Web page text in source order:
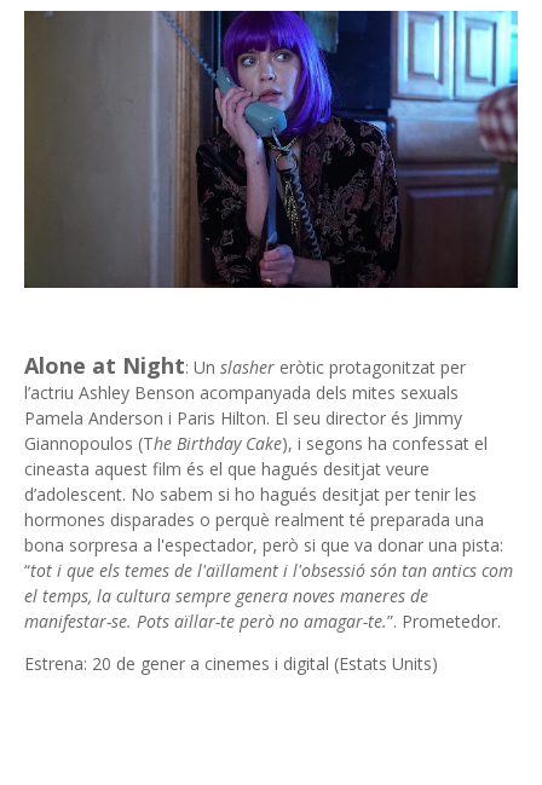
Alone at Night: Un slasher eròtic protagonitzat per
l’actriu Ashley Benson acompanyada dels mites sexuals
Pamela Anderson i Paris Hilton. El seu director és Jimmy
Giannopoulos (The Birthday Cake), i segons ha confessat el
cineasta aquest film és el que hagués desitjat veure
d’adolescent. No sabem si ho hagués desitjat per tenir les
hormones disparades o perquè realment té preparada una
bona sorpresa a l'espectador, però si que va donar una pista:
“tot i que els temes de l'aïllament i l'obsessió són tan antics com
el temps, la cultura sempre genera noves maneres de
manifestar-se. Pots aïllar-te però no amagar-te.”. Prometedor.
Estrena: 20 de gener a cinemes i digital (Estats Units)